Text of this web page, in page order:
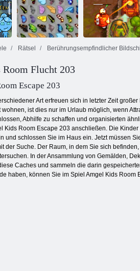
Backgammon
Classic
Sushi
Backgammon
Schmetterlings
Kyodai
Rätsel Berührungsempfindlicher
Flucht 203
Escape 203
Art erfreuen sich in letzter Zeit
ist dies nur im Urlaub möglich, wenn
Abhilfe zu schaffen und organisierten
Kids Room Escape 203 anschließen. Die
und schlossen Sie im Haus ein. Jetzt müssen
der Suche. Der Raum, in dem Sie sich
In der Ansammlung von Gemälden,
Caches und sammeln die darin
haben, können Sie im Spiel Amgel Kids Room